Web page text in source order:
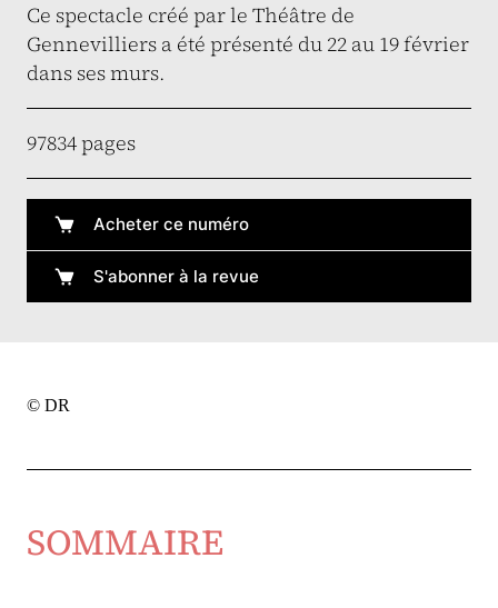
Ce spectacle créé par le Théâtre de
Gennevilliers a été présenté du 22 au 19 février
dans ses murs.
97834 pages
Acheter ce numéro
S'abonner à la revue
© DR
SOMMAIRE